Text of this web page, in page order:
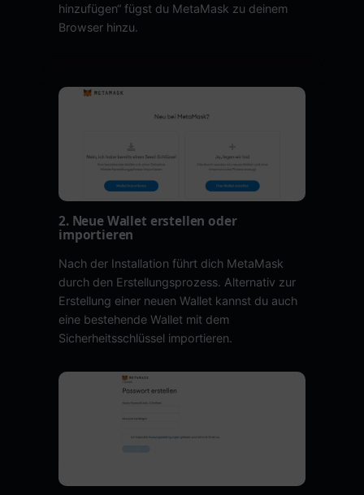
hinzufügen“ fügst du MetaMask zu deinem
Browser hinzu.
2. Neue Wallet erstellen oder
importieren
Nach der Installation führt dich MetaMask
durch den Erstellungsprozess. Alternativ zur
Erstellung einer neuen Wallet kannst du auch
eine bestehende Wallet mit dem
Sicherheitsschlüssel importieren.